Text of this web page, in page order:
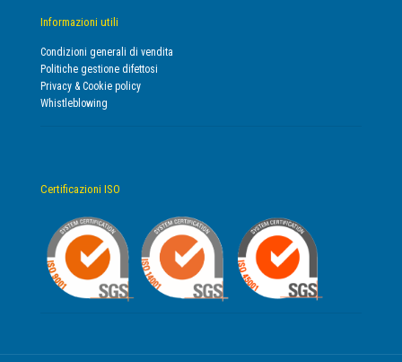
Informazioni utili
Condizioni generali di vendita
Politiche gestione difettosi
Privacy & Cookie policy
Whistleblowing
Certificazioni ISO